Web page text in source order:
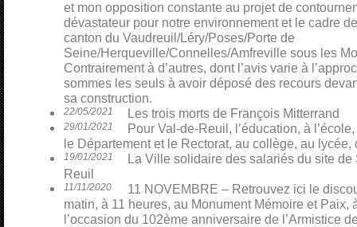
et mon opposition constante au projet de
dévastateur pour notre environnement et le cadre
canton du Vaudreuil/Léry/Poses/Porte de
Seine/Herqueville/Connelles/Amfreville sous les
Contrairement à d’autres, dont l’avis varie à
sommes les seuls à avoir déposé des recours
sa construction.
22/05/2021 Les trois morts de François Mitterrand
29/01/2021
Pour Val-de-Reuil, l’éducation, à
le Département et le Rectorat, au collège, au lycée,
19/01/2021
La Ville solidaire des salariés du site de
Reuil
11/11/2020
11 NOVEMBRE – Retrouvez ici le
matin, à 11 heures, au Monument Mémoire et Paix,
l’occasion du 102ème anniversaire de l’Armistice